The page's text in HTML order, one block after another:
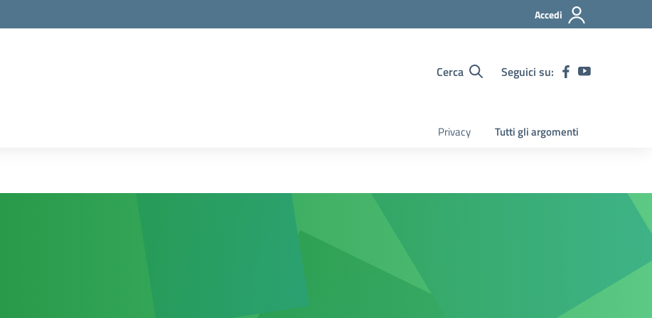
Accedi
Cerca Seguici su:
Privacy Tutti gli argomenti